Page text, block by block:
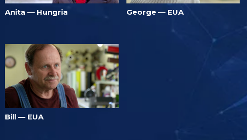
Anita — Hungria George — EUA
Bill — EUA